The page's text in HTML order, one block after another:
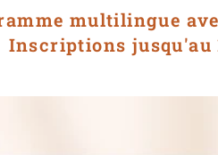
multilingue
Inscriptions jusqu'au